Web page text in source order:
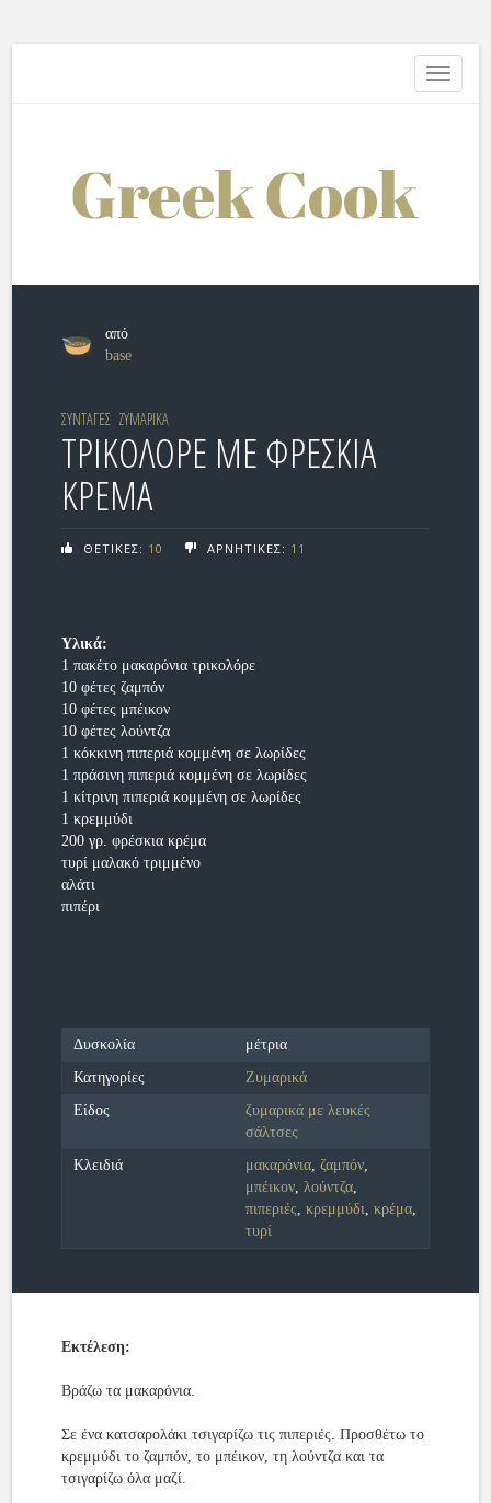
Toggle
από
base
ΣΥΝΤΑΓΕΣ ΖΥΜΑΡΙΚΑ
ΤΡΙΚΟΛΟΡΕ ΜΕ ΦΡΕΣΚΙΑ
ΚΡΕΜΑ
ΘΕΤΙΚΕΣ: 10 ΑΡΝΗΤΙΚΕΣ: 11
Υλικά:
1 πακέτο μακαρόνια τρικολόρε
10 φέτες ζαμπόν
10 φέτες μπέικον
10 φέτες λούντζα
1 κόκκινη πιπεριά κομμένη σε λωρίδες
1 πράσινη πιπεριά κομμένη σε λωρίδες
1 κίτρινη πιπεριά κομμένη σε λωρίδες
1 κρεμμύδι
200 γρ. φρέσκια κρέμα
τυρί μαλακό τριμμένο
αλάτι
πιπέρι
Δυσκολία
μέτρια
Κατηγορίες
Ζυμαρικά
Είδος
ζυμαρικά με λευκές
σάλτσες
Κλειδιά
μακαρόνια, ζαμπόν,
μπέικον, λούντζα,
πιπεριές, κρεμμύδι, κρέμα,
τυρί
Εκτέλεση:
Βράζω τα μακαρόνια.
Σε ένα κατσαρολάκι τσιγαρίζω τις πιπεριές. Προσθέτω το
κρεμμύδι το ζαμπόν, το μπέικον, τη λούντζα και τα
τσιγαρίζω όλα μαζί.